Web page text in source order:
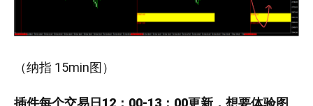
（纳指 15min图）
插件每个交易日12：00-13：00更新， 想要体验图